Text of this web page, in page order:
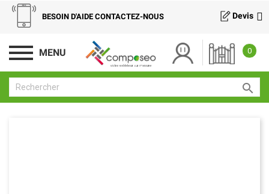
Devis
BESOIN D'AIDE CONTACTEZ-NOUS
MENU 0
